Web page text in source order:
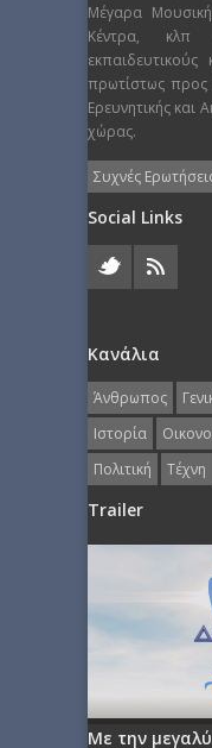
Μέγαρα
Κέντρα,
εκπαιδευτικούς
πρωτίστως
Ερευνητικής και
χώρας.
Συχνές
Social Links
Κανάλια
Άνθρωπος
Ιστορία
Πολιτική
Τέχνη
Trailer
Με την